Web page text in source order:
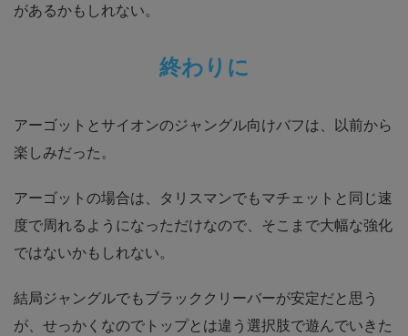
があるかもしれない。
終わりに
アーゴットとサイオンのジャングル向けバフは、以前から
楽しみだった。
アーゴットの場合は、タリスマンでもマチェットと同じ速
度で周れるようになっただけなので、そこまで大幅な強化
ではないかもしれない。
結局ジャングルでもブラッククリーバーが安定だと思う
が、せっかくなのでトップとは違う選択肢で遊んでいきた